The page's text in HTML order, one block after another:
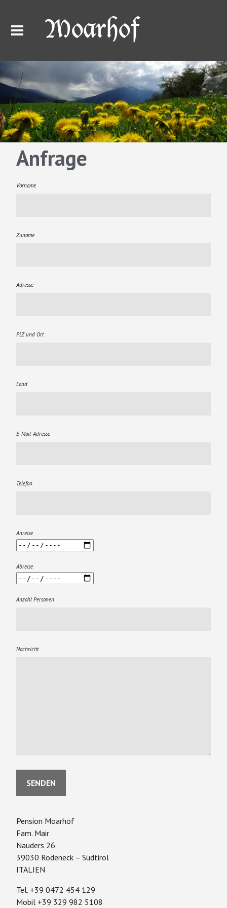
Anfrage
Vorname
Zuname
Adresse
PLZ und Ort
Land
E-Mail-Adresse
Telefon
Anreise
Abreise
Anzahl Personen
Nachricht
Pension Moarhof
Fam. Mair
Nauders 26
39030 Rodeneck – Südtirol
ITALIEN
Tel. +39 0472 454 129
Mobil +39 329 982 5108